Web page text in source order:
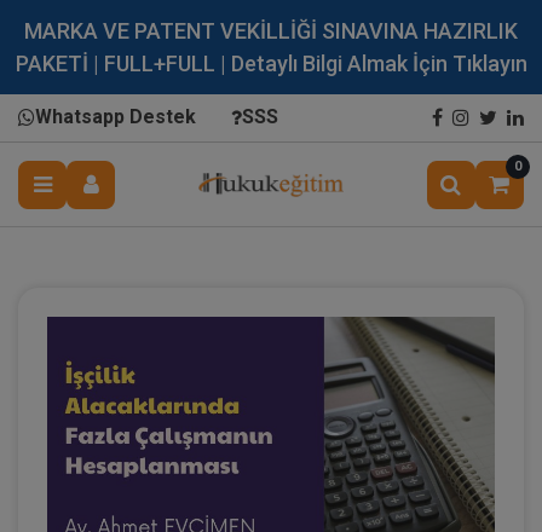
MARKA VE PATENT VEKİLLİĞİ SINAVINA HAZIRLIK
PAKETİ | FULL+FULL | Detaylı Bilgi Almak İçin Tıklayın
Whatsapp Destek SSS
0